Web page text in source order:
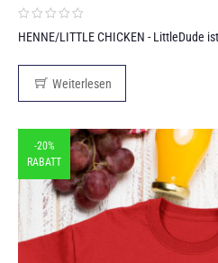
HENNE/LITTLE CHICKEN - LittleDude
Weiterlesen
-20%
RABATT